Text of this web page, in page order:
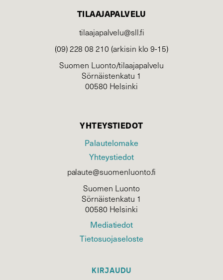
TILAAJAPALVELU
tilaajapalvelu@sll.fi
(09) 228 08 210 (arkisin klo 9-15)
Suomen Luonto/tilaajapalvelu
Sörnäistenkatu 1
00580 Helsinki
YHTEYSTIEDOT
Palautelomake
Yhteystiedot
palaute@suomenluonto.fi
Suomen Luonto
Sörnäistenkatu 1
00580 Helsinki
Mediatiedot
Tietosuojaseloste
KIRJAUDU